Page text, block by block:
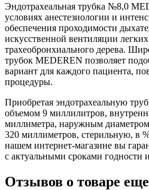
Эндотрахеальная трубка №8,0
условиях анестезиологии и
обеспечения проходимости
искусственной вентиляции
трахеобронхиального дерева.
трубок MEDEREN позволяет
вариант для каждого пациента,
процедуры.
Приобретая эндотрахеальную
объемом 9 миллилитров,
миллиметра, наружным
320 миллиметров, стерильную, в
нашем интернет-магазине вы
с актуальными сроками годности
Отзывов о товаре